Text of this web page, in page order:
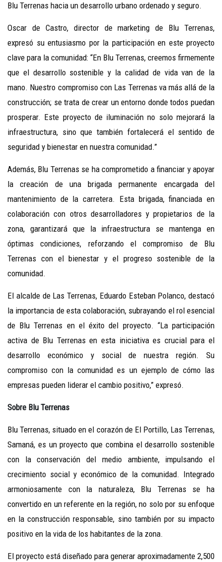
Blu Terrenas hacia un desarrollo urbano ordenado y seguro.
Oscar de Castro, director de marketing de Blu Terrenas,
expresó su entusiasmo por la participación en este proyecto
clave para la comunidad: “En Blu Terrenas, creemos firmemente
que el desarrollo sostenible y la calidad de vida van de la
mano. Nuestro compromiso con Las Terrenas va más allá de la
construcción; se trata de crear un entorno donde todos puedan
prosperar. Este proyecto de iluminación no solo mejorará la
infraestructura, sino que también fortalecerá el sentido de
seguridad y bienestar en nuestra comunidad.”
Además, Blu Terrenas se ha comprometido a financiar y apoyar
la creación de una brigada permanente encargada del
mantenimiento de la carretera. Esta brigada, financiada en
colaboración con otros desarrolladores y propietarios de la
zona, garantizará que la infraestructura se mantenga en
óptimas condiciones, reforzando el compromiso de Blu
Terrenas con el bienestar y el progreso sostenible de la
comunidad.
El alcalde de Las Terrenas, Eduardo Esteban Polanco, destacó
la importancia de esta colaboración, subrayando el rol esencial
de Blu Terrenas en el éxito del proyecto. “La participación
activa de Blu Terrenas en esta iniciativa es crucial para el
desarrollo económico y social de nuestra región. Su
compromiso con la comunidad es un ejemplo de cómo las
empresas pueden liderar el cambio positivo,” expresó.
Sobre Blu Terrenas
Blu Terrenas, situado en el corazón de El Portillo, Las Terrenas,
Samaná, es un proyecto que combina el desarrollo sostenible
con la conservación del medio ambiente, impulsando el
crecimiento social y económico de la comunidad. Integrado
armoniosamente con la naturaleza, Blu Terrenas se ha
convertido en un referente en la región, no solo por su enfoque
en la construcción responsable, sino también por su impacto
positivo en la vida de los habitantes de la zona.
El proyecto está diseñado para generar aproximadamente 2,500